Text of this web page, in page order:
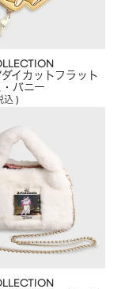
イカットフラット
バニー
込